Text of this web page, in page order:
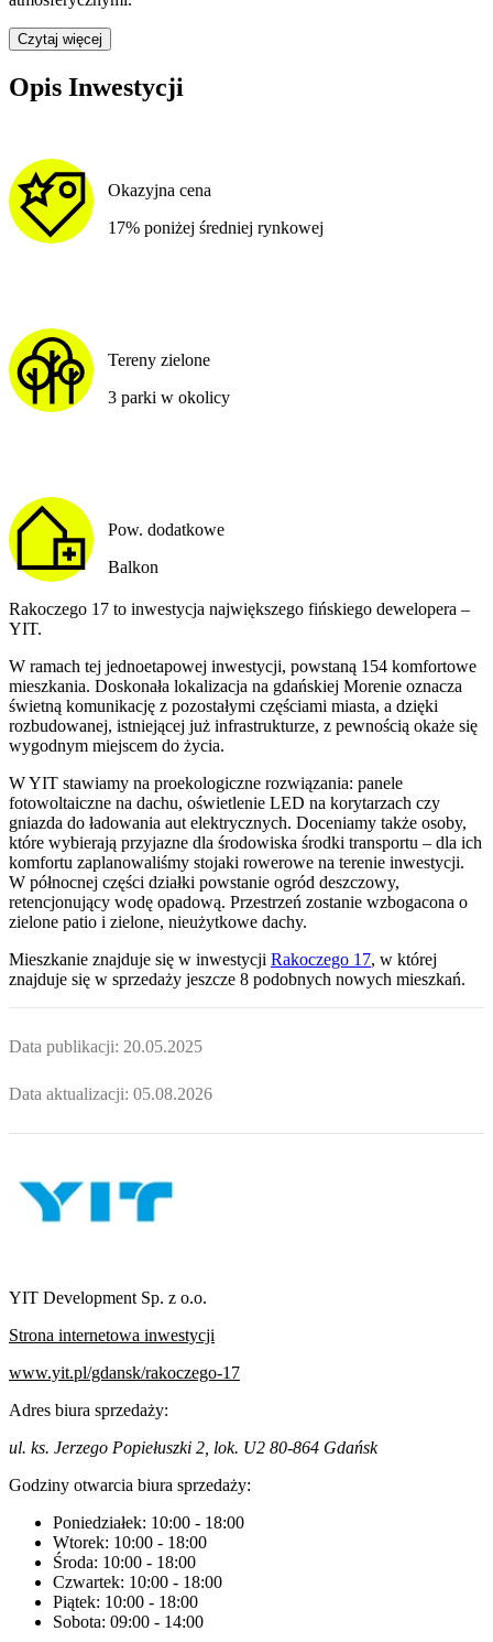
Czytaj więcej
Opis Inwestycji
Okazyjna cena
17% poniżej średniej rynkowej
Tereny zielone
3 parki w okolicy
Pow. dodatkowe
Balkon
Rakoczego 17 to inwestycja największego fińskiego dewelopera –
YIT.
W ramach tej jednoetapowej inwestycji, powstaną 154 komfortowe
mieszkania. Doskonała lokalizacja na gdańskiej Morenie oznacza
świetną komunikację z pozostałymi częściami miasta, a dzięki
rozbudowanej, istniejącej już infrastrukturze, z pewnością okaże się
wygodnym miejscem do życia.
W YIT stawiamy na proekologiczne rozwiązania: panele
fotowoltaiczne na dachu, oświetlenie LED na korytarzach czy
gniazda do ładowania aut elektrycznych. Doceniamy także osoby,
które wybierają przyjazne dla środowiska środki transportu – dla ich
komfortu zaplanowaliśmy stojaki rowerowe na terenie inwestycji.
W północnej części działki powstanie ogród deszczowy,
retencjonujący wodę opadową. Przestrzeń zostanie wzbogacona o
zielone patio i zielone, nieużytkowe dachy.
Mieszkanie znajduje się w inwestycji Rakoczego 17, w której
znajduje się w sprzedaży jeszcze 8 podobnych nowych mieszkań.
Data publikacji: 20.05.2025
Data aktualizacji: 05.08.2026
YIT Development Sp. z o.o.
Strona internetowa inwestycji
www.yit.pl/gdansk/rakoczego-17
Adres biura sprzedaży:
ul. ks. Jerzego Popiełuszki 2, lok. U2 80-864 Gdańsk
Godziny otwarcia biura sprzedaży:
Poniedziałek: 10:00 - 18:00
Wtorek: 10:00 - 18:00
Środa: 10:00 - 18:00
Czwartek: 10:00 - 18:00
Piątek: 10:00 - 18:00
Sobota: 09:00 - 14:00